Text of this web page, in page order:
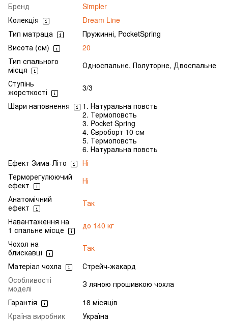
Бренд
Simpler
Колекція
Dream Line
Тип матраца
Пружинні, PocketSpring
Висота (см)
20
Тип спального
місця
Односпальне, Полуторне, Двоспальне
Ступінь
жорсткості
3/3
Шари наповнення
1. Натуральна повсть
2. Термоповсть
3. Pocket Spring
4. Євроборт 10 см
5. Термоповсть
6. Натуральна повсть
Ефект Зима-Літо
Ні
Терморегулюючий
ефект
Ні
Анатомічний
ефект
Так
Навантаження на
1 спальне місце
до 140 кг
Чохол на
блискавці
Так
Матеріал чохла
Стрейч-жакард
Особливості
моделі
З ляною прошивкою чохла
Гарантія
18 місяців
Країна виробник
Україна